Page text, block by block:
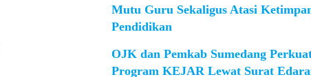
Mutu Guru Sekaligus Atasi
Pendidikan
OJK dan Pemkab Sumedang
Program KEJAR Lewat Surat